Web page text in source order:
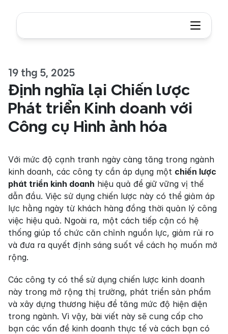
19 thg 5, 2025
Định nghĩa lại Chiến lược
Phát triển Kinh doanh với
Công cụ Hình ảnh hóa
Với mức độ cạnh tranh ngày càng tăng trong ngành
kinh doanh, các công ty cần áp dụng một chiến lược
phát triển kinh doanh hiệu quả để giữ vững vị thế
dẫn đầu. Việc sử dụng chiến lược này có thể giảm áp
lực hằng ngày từ khách hàng đồng thời quản lý công
việc hiệu quả. Ngoài ra, một cách tiếp cận có hệ
thống giúp tổ chức căn chỉnh nguồn lực, giảm rủi ro
và đưa ra quyết định sáng suốt về cách họ muốn mở
rộng.
Các công ty có thể sử dụng chiến lược kinh doanh
này trong mở rộng thị trường, phát triển sản phẩm
và xây dựng thương hiệu để tăng mức độ hiện diện
trong ngành. Vì vậy, bài viết này sẽ cung cấp cho
bạn các vấn đề kinh doanh thực tế và cách bạn có